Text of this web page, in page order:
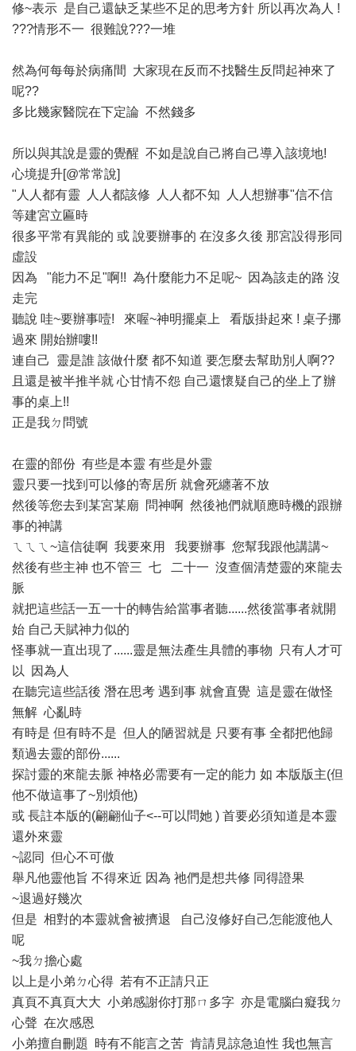
修~表示 是自己還缺乏某些不足的思考方針 所以再次為人 !
???情形不一 很難說???一堆
然為何每每於病痛間 大家現在反而不找醫生反問起神來了
呢??
多比幾家醫院在下定論 不然錢多
所以與其說是靈的覺醒 不如是說自己將自己導入該境地!
心境提升[@常常說]
"人人都有靈 人人都該修 人人都不知 人人想辦事"信不信
等建宮立匾時
很多平常有異能的 或 說要辦事的 在沒多久後 那宮設得形同
虛設
因為 "能力不足"啊!! 為什麼能力不足呢~ 因為該走的路 沒
走完
聽說 哇~要辦事噎! 來喔~神明擺桌上 看版掛起來 ! 桌子挪
過來 開始辦嘍!!
連自己 靈是誰 該做什麼 都不知道 要怎麼去幫助別人啊??
且還是被半推半就 心甘情不怨 自己還懷疑自己的坐上了辦
事的桌上!!
正是我ㄉ問號
在靈的部份 有些是本靈 有些是外靈
靈只要一找到可以修的寄居所 就會死纏著不放
然後等您去到某宮某廟 問神啊 然後祂們就順應時機的跟辦
事的神講
ㄟㄟㄟ~這信徒啊 我要來用 我要辦事 您幫我跟他講講~
然後有些主神 也不管三 七 二十一 沒查個清楚靈的來龍去
脈
就把這些話一五一十的轉告給當事者聽......然後當事者就開
始 自己天賦神力似的
怪事就一直出現了......靈是無法產生具體的事物 只有人才可
以 因為人
在聽完這些話後 潛在思考 遇到事 就會直覺 這是靈在做怪
無解 心亂時
有時是 但有時不是 但人的陋習就是 只要有事 全都把他歸
類過去靈的部份......
探討靈的來龍去脈 神格必需要有一定的能力 如 本版版主(但
他不做這事了~別煩他)
或 長註本版的(翩翩仙子<--可以問她 ) 首要必須知道是本靈
還外來靈
~認同 但心不可傲
舉凡他靈他旨 不得來近 因為 祂們是想共修 同得證果
~退過好幾次
但是 相對的本靈就會被擠退 自己沒修好自己怎能渡他人
呢
~我ㄉ擔心處
以上是小弟ㄉ心得 若有不正請只正
真頁不真頁大大 小弟感謝你打那ㄇ多字 亦是電腦白癡我ㄉ
心聲 在次感恩
小弟擅自刪題 時有不能言之苦 肯請見諒急迫性 我也無言